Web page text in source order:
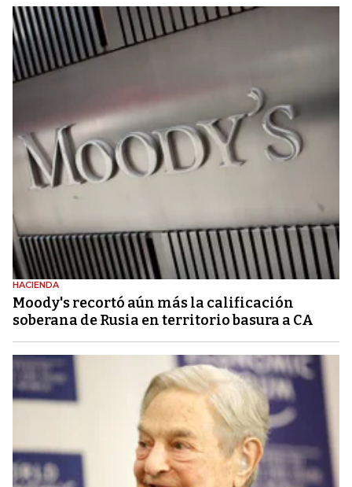
HACIENDA
Moody's recortó aún más la calificación
soberana de Rusia en territorio basura a CA